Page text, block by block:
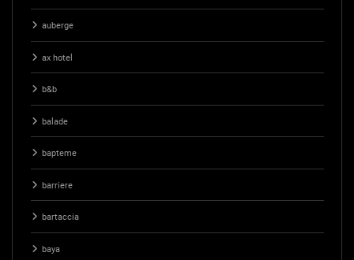
auberge
ax hotel
b&b
balade
bapteme
barriere
bartaccia
baya